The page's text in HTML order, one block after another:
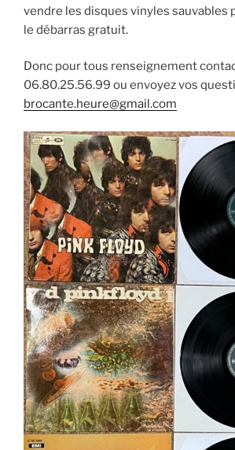
vendre les disques vinyles sauvables
le débarras gratuit.
Donc pour tous renseignement
06.80.25.56.99 ou envoyez vos
brocante.heure@gmail.com